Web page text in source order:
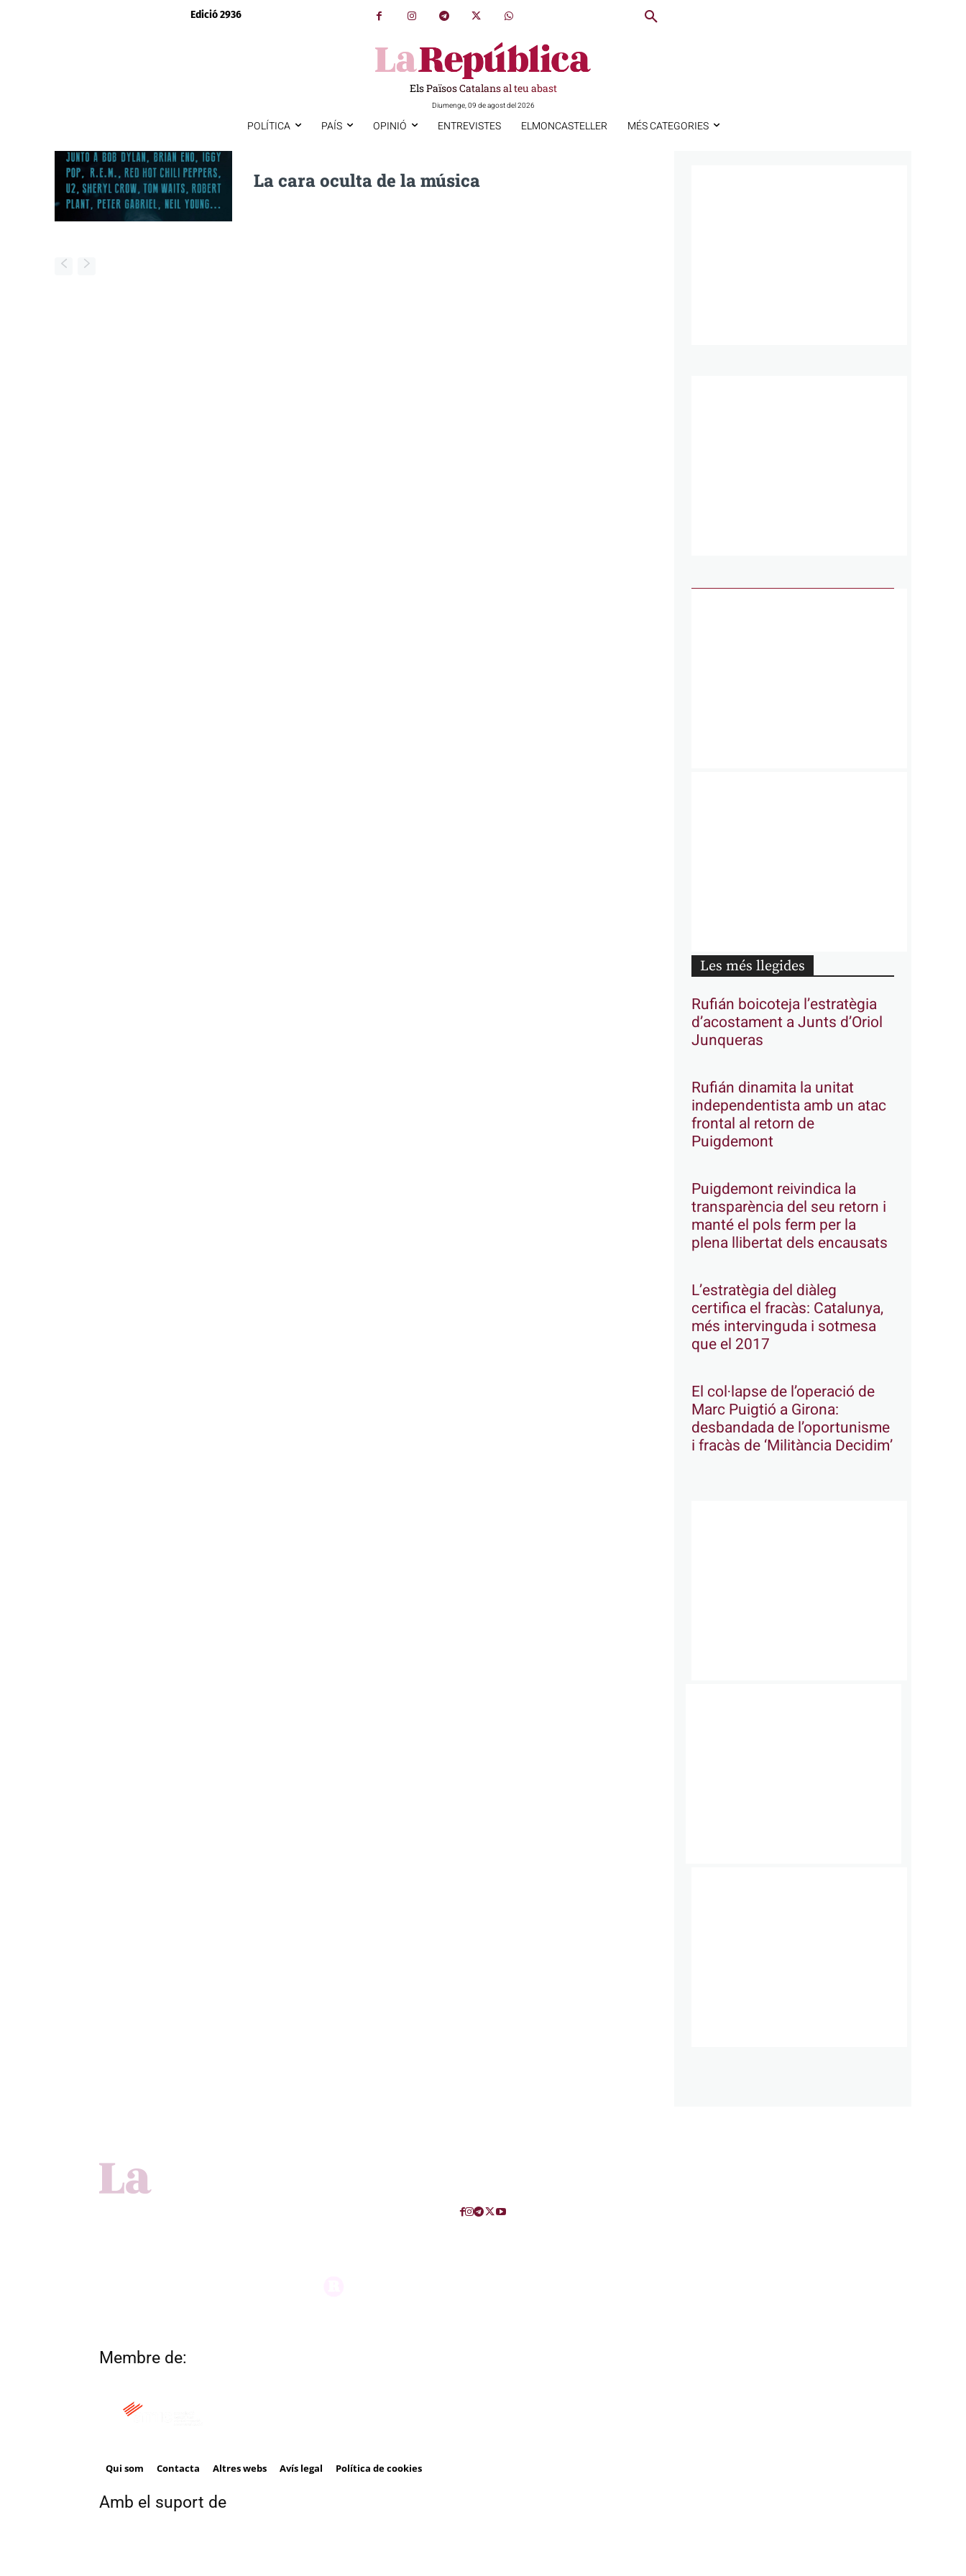
Edició 2936
Els Països Catalans al teu abast
Diumenge, 09 de agost del 2026
POLÍTICA PAÍS OPINIÓ ENTREVISTES ELMONCASTELLER MÉS CATEGORIES
La cara oculta de la música
Les més llegides
Rufián boicoteja l’estratègia
d’acostament a Junts d’Oriol
Junqueras
Rufián dinamita la unitat
independentista amb un atac
frontal al retorn de
Puigdemont
Puigdemont reivindica la
transparència del seu retorn i
manté el pols ferm per la
plena llibertat dels encausats
L’estratègia del diàleg
certifica el fracàs: Catalunya,
més intervinguda i sotmesa
que el 2017
El col·lapse de l’operació de
Marc Puigtió a Girona:
desbandada de l’oportunisme
i fracàs de ‘Militància Decidim’
Membre de:
Qui som Contacta Altres webs Avís legal Política de cookies
Amb el suport de